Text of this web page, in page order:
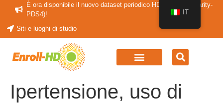
È ora disponibile il nuovo dataset periodico HDClarity (HDClarity-
PDS4)!
Siti e luoghi di studio
Ipertensione, uso di